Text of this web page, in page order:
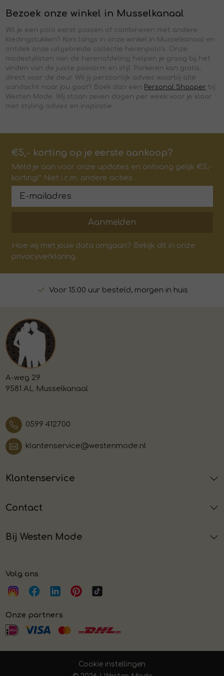
Bezoek onze winkel in Musselkanaal
Wil je een polo eerst passen of combineren met andere
kledingstukken? Kom langs in onze winkel in Musselkanaal en
ontdek onze uitgebreide collectie herenpolo’s. Onze
modestylisten van de herenafdeling helpen je graag bij het
vinden van de juiste pasvorm en stijl. Parkeren kan gratis,
direct voor de deur. Wil jij persoonlijk advies waarbij alle
aandacht naar jou gaat? Boek dan een Personal Shopper bij
Westen Mode. Wij staan zeven dagen per week voor je klaar
met styling advies en inspiratie.
€5,- korting op je eerste aankoop?
Meld je aan voor onze updates en ontvang gelijk €5,-
korting!* Niet i.c.m. andere acties
Aanmelden
Hoe wij met jouw data omgaan? Bekijk dit in onze
privacyverklaring.
Voor 15:00 uur besteld, morgen in huis
A-weg 29
9581 AL Musselkanaal
0599 412700
klantenservice@westenmode.nl
Klantenservice
Contact
Bij Westen Mode
Volg ons
Onze partners
Cookie instellingen